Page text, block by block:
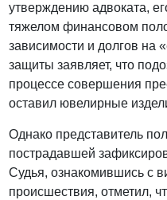
утверждению адвоката,
тяжелом финансовом
зависимости и долгов на
защиты заявляет, что
процессе совершения
оставил ювелирные
Однако представитель
пострадавшей
Судья, ознакомившись с
происшествия, отметил,